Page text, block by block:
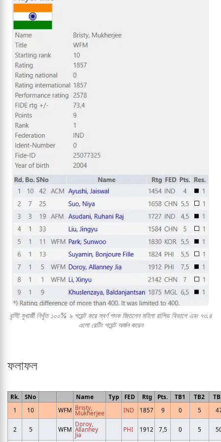
বৃস্টি মুখার্জী নিখুঁত ১০০% ৯ পয়েন্ট করে স্বর্ণ পদক জিতলেন মহিলা রাপিড বিভাগে এবং ৭৩.৪
এলো রেটিং পয়েন্ট অর্জন করেন
ফলাফল
Rk. SNo Name Typ FED Rtg Pts. TB1 TB2
1
10 WFM Bristy,
Mukherjee IND 1857 9 0 5
2 5 WFM
Doroy,
Allanney
Jia
PHI 1912 7,5 0 5